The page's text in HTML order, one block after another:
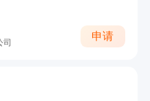
司
申请